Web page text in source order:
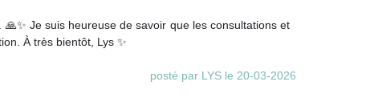
Je suis heureuse de savoir que les consultations et
À très bientôt, Lys ✨
posté par LYS le 20-03-2026